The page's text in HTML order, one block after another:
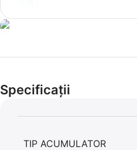
Cel mai mic preț!
56,86 LEI
Specificații
TIP ACUMULATOR